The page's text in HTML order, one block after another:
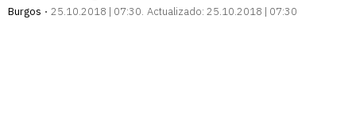
Burgos
25.10.2018 | 07:30 Actualizado: 25.10.2018 | 07:30